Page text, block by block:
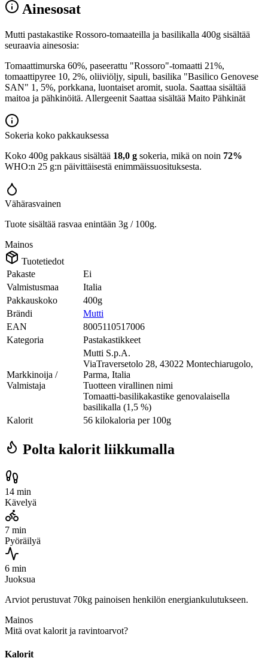
Ainesosat
Mutti pastakastike Rossoro-tomaateilla ja basilikalla 400g sisältää
seuraavia ainesosia:
Tomaattimurska 60%, paseerattu "Rossoro"-tomaatti 21%,
tomaattipyree 10, 2%, oliiviöljy, sipuli, basilika "Basilico Genovese
SAN" 1, 5%, porkkana, luontaiset aromit, suola. Saattaa sisältää
maitoa ja pähkinöitä. Allergeenit Saattaa sisältää Maito Pähkinät
Sokeria koko pakkauksessa
Koko 400g pakkaus sisältää 18,0 g sokeria, mikä on noin 72%
WHO:n 25 g:n päivittäisestä enimmäissuosituksesta.
Vähärasvainen
Tuote sisältää rasvaa enintään 3g / 100g.
Mainos
Tuotetiedot
Pakaste
Ei
Valmistusmaa
Italia
Pakkauskoko
400g
Brändi
Mutti
EAN
8005110517006
Kategoria
Pastakastikkeet
Markkinoija /
Valmistaja
Mutti S.p.A.
ViaTraversetolo 28, 43022 Montechiarugolo,
Parma, Italia
Tuotteen virallinen nimi
Tomaatti-basilikakastike genovalaisella
basilikalla (1,5 %)
Kalorit
56 kilokaloria per 100g
Polta kalorit liikkumalla
14 min
Kävelyä
7 min
Pyöräilyä
6 min
Juoksua
Arviot perustuvat 70kg painoisen henkilön energiankulutukseen.
Mainos
Mitä ovat kalorit ja ravintoarvot?
Kalorit